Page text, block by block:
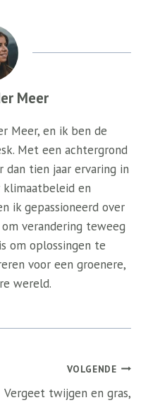
Meer
Meer, en ik ben de
Met een achtergrond
dan tien jaar ervaring in
en
ik gepassioneerd over
verandering teweeg
om oplossingen te
voor een groenere,
wereld.
VOLGENDE
Vergeet twijgen en gras,